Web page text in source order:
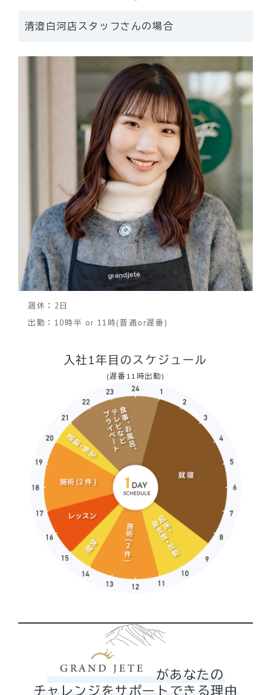
清澄白河店スタッフさんの場合
週休：2日
出勤：10時半 or 11時(普通or遅番)
入社1年目のスケジュール
(遅番11時出勤)
があなたの
チャレンジをサポートできる理由